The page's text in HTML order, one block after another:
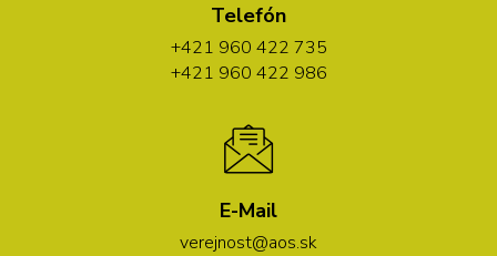
Telefón
+421 960 422 735
+421 960 422 986
E-Mail
verejnost@aos.sk